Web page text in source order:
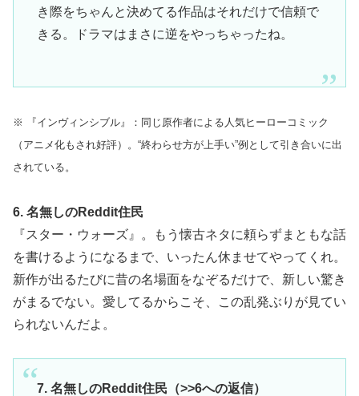
き際をちゃんと決めてる作品はそれだけで信頼で
きる。ドラマはまさに逆をやっちゃったね。
※ 『インヴィンシブル』：同じ原作者による人気ヒーローコミック
（アニメ化もされ好評）。“終わらせ方が上手い”例として引き合いに出
されている。
6. 名無しのReddit住民
『スター・ウォーズ』。もう懐古ネタに頼らずまともな話
を書けるようになるまで、いったん休ませてやってくれ。
新作が出るたびに昔の名場面をなぞるだけで、新しい驚き
がまるでない。愛してるからこそ、この乱発ぶりが見てい
られないんだよ。
7. 名無しのReddit住民（>>6への返信）